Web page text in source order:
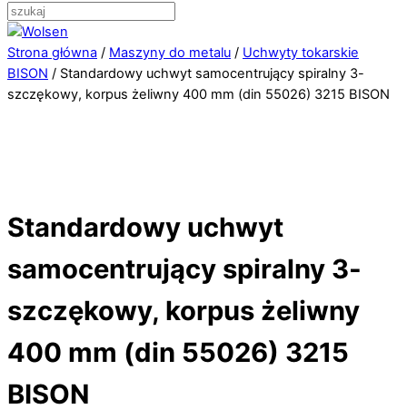
Strona główna / Maszyny do metalu / Uchwyty tokarskie
BISON / Standardowy uchwyt samocentrujący spiralny 3-
szczękowy, korpus żeliwny 400 mm (din 55026) 3215 BISON
Standardowy uchwyt
samocentrujący spiralny 3-
szczękowy, korpus żeliwny
400 mm (din 55026) 3215
BISON